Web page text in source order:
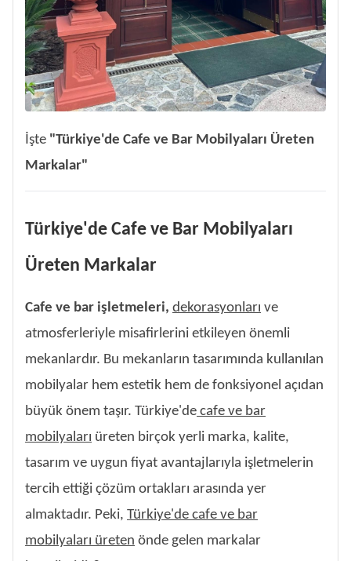
İşte "Türkiye'de Cafe ve Bar Mobilyaları Üreten
Markalar"
Türkiye'de Cafe ve Bar Mobilyaları
Üreten Markalar
Cafe ve bar işletmeleri, dekorasyonları ve
atmosferleriyle misafirlerini etkileyen önemli
mekanlardır. Bu mekanların tasarımında kullanılan
mobilyalar hem estetik hem de fonksiyonel açıdan
büyük önem taşır. Türkiye'de cafe ve bar
mobilyaları üreten birçok yerli marka, kalite,
tasarım ve uygun fiyat avantajlarıyla işletmelerin
tercih ettiği çözüm ortakları arasında yer
almaktadır. Peki, Türkiye'de cafe ve bar
mobilyaları üreten önde gelen markalar